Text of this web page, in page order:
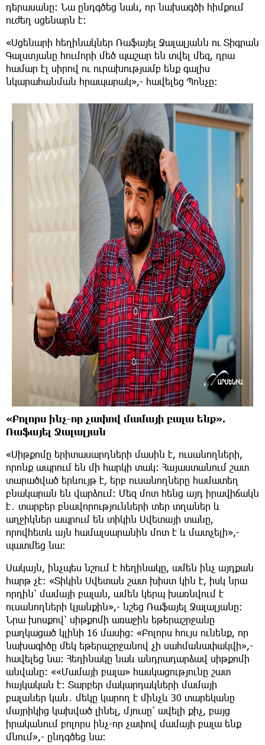
դերասանը։ Նա ընդգծեց նաև, որ նախագծի հիմքում
ուժեղ սցենարն է։
«Սցենարի հեղինակներ Ռաֆայել Ջալալյանն ու Տիգրան
Գալստյանը հումորի մեծ պաշար են տվել մեզ, դրա
համար էլ սիրով ու ուրախությամբ ենք գալիս
նկարահանման հրապարակ»,- հավելեց Պոնչը։
«Բոլորս ինչ-որ չափով մամայի բալա ենք».
Ռաֆայել Ջալալյան
«Սիթքոմը երիտասարդների մասին է, ուսանողների,
որոնք ապրում են մի հարկի տակ։ Հայաստանում շատ
տարածված երևույթ է, երբ ուսանողները համատեղ
բնակարան են վարձում։ Մեզ մոտ հենց այդ իրավիճակն
է․ տարբեր բնավորությունների տեր տղաներ և
աղջիկներ ապրում են տիկին Սվետայի տանը,
որովհետև այն համալսարանին մոտ է և մատչելի»,-
պատմեց նա։
Սակայն, ինչպես նշում է հեղինակը, ամեն ինչ այդքան
հարթ չէ։ «Տիկին Սվետան շատ խիստ կին է, իսկ նրա
որդին՝ մամայի բալան, ամեն կերպ խառնվում է
ուսանողների կյանքին»,- նշեց Ռաֆայել Ջալալյանը։
Նրա խոսքով՝ սիթքոմի առաջին եթերաշրջանը
բաղկացած կլինի 16 մասից։ «Բոլորս հույս ունենք, որ
նախագիծը մեկ եթերաշրջանով չի սահմանափակվի»,-
հավելեց նա։ Հեղինակը նաև անդրադարձավ սիթքոմի
անվանը։ ««Մամայի բալա» հասկացությունը շատ
հայկական է։ Տարբեր մակարդակների մամայի
բալաներ կան․ մեկը կարող է մինչև 30 տարեկանը
մայրիկից կախված լինել, մյուսը՝ ավելի քիչ, բայց
իրականում բոլորս ինչ-որ չափով մամայի բալա ենք
մնում»,- ընդգծեց նա։